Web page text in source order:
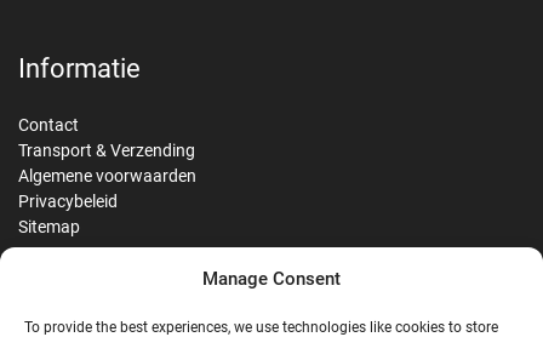
Manage Consent
To provide the best experiences, we use technologies like cookies to store
Informatie
Contact
Transport & Verzending
Algemene voorwaarden
Privacybeleid
Sitemap